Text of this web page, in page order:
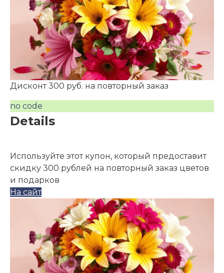
Дисконт 300 руб. на повторный заказ
no code
Details
Используйте этот купон, который предоставит
скидку 300 рублей на повторный заказ цветов
и подарков
На сайт